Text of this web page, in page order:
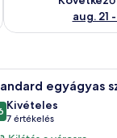
aug. 21
a falat beborító
ágy, két
6 egyágyas
ből 9,6
Kivételes
7 értékelés
(7